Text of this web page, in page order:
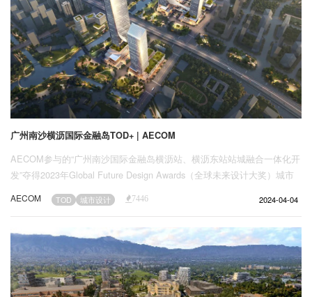
广州南沙横沥国际金融岛TOD+ | AECOM
AECOM参与的“广州南沙国际金融岛横沥站、横沥东站站城融合一体化开
发”夺得2023年Global Future Design Awards（全球未来设计大奖）城市
概念项目类入围提名奖的认可！
AECOM TOD 城市设计 7446 2024-04-04